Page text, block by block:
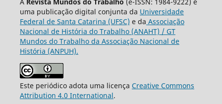
uma publicação digital conjunta da Universidade
Federal de Santa Catarina (UFSC) e da Associação
Nacional de História do Trabalho (ANAHT) / GT
Mundos do Trabalho da Associação Nacional de
História (ANPUH).
Este periódico adota uma licença Creative Commons
Attribution 4.0 International.